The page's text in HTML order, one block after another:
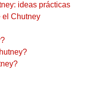
ideas prácticas
el Chutney